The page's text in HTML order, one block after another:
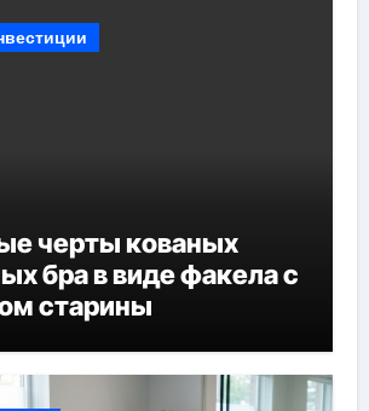
черты кованых
бра в виде факела с
старины